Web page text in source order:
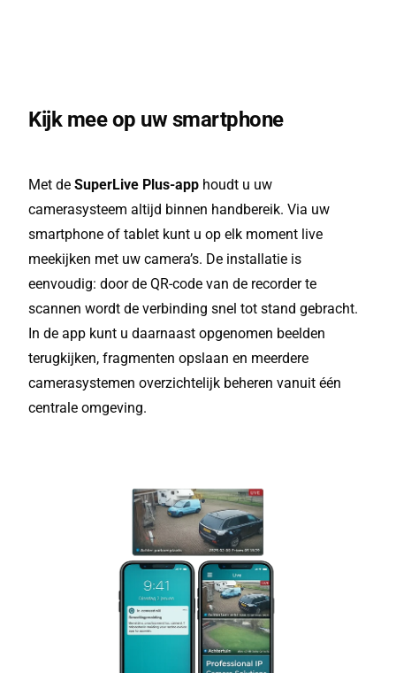
Kijk mee op uw smartphone
Met de SuperLive Plus-app houdt u uw
camerasysteem altijd binnen handbereik. Via uw
smartphone of tablet kunt u op elk moment live
meekijken met uw camera’s. De installatie is
eenvoudig: door de QR-code van de recorder te
scannen wordt de verbinding snel tot stand gebracht.
In de app kunt u daarnaast opgenomen beelden
terugkijken, fragmenten opslaan en meerdere
camerasystemen overzichtelijk beheren vanuit één
centrale omgeving.